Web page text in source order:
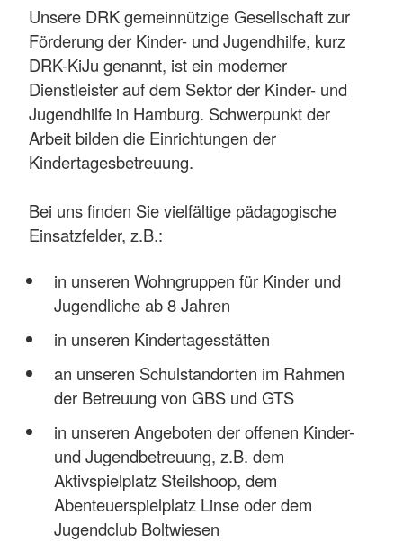
Unsere DRK gemeinnützige Gesellschaft zur
Förderung der Kinder- und Jugendhilfe, kurz
DRK-KiJu genannt, ist ein moderner
Dienstleister auf dem Sektor der Kinder- und
Jugendhilfe in Hamburg. Schwerpunkt der
Arbeit bilden die Einrichtungen der
Kindertagesbetreuung.
Bei uns finden Sie vielfältige pädagogische
Einsatzfelder, z.B.:
in unseren Wohngruppen für Kinder und
Jugendliche ab 8 Jahren
in unseren Kindertagesstätten
an unseren Schulstandorten im Rahmen
der Betreuung von GBS und GTS
in unseren Angeboten der offenen Kinder-
und Jugendbetreuung, z.B. dem
Aktivspielplatz Steilshoop, dem
Abenteuerspielplatz Linse oder dem
Jugendclub Boltwiesen